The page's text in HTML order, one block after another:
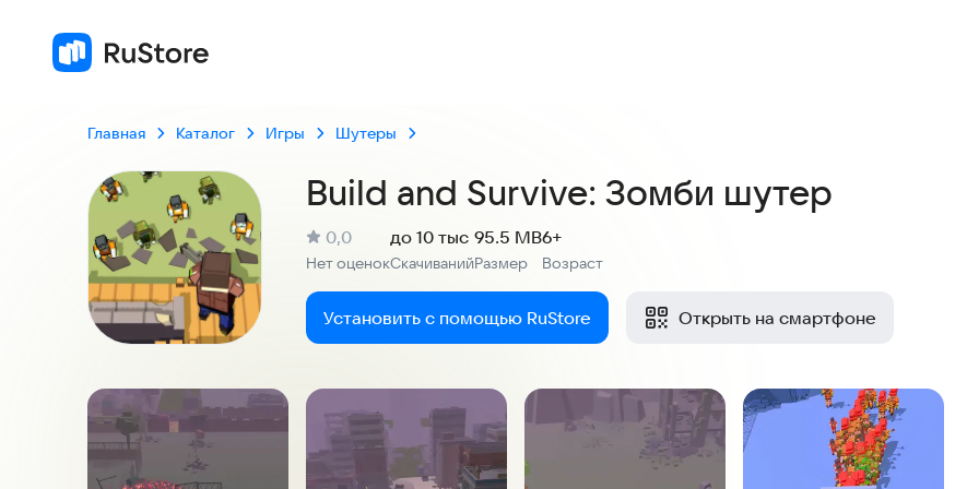
Главная Каталог Игры Шутеры
Build and Survive: Зомби шутер
Рейтинг:
0,0
Нет оценокСкачиваний
до 10 тыс
Размер
95.5 MB
Возраст
6+
Установить с помощью RuStore Открыть на смартфоне
Скриншоты